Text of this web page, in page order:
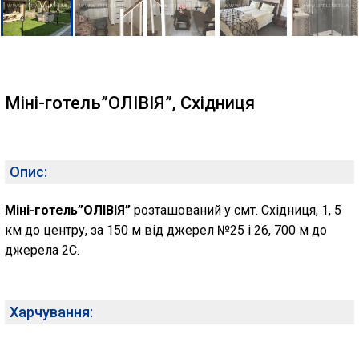
Міні-готель”ОЛІВІЯ”, Східниця
Опис:
Міні-готель”ОЛІВІЯ” розташований у смт. Східниця, 1, 5
км до центру, за 150 м від джерел №25 і 26, 700 м до
джерела 2С.
Харчування: